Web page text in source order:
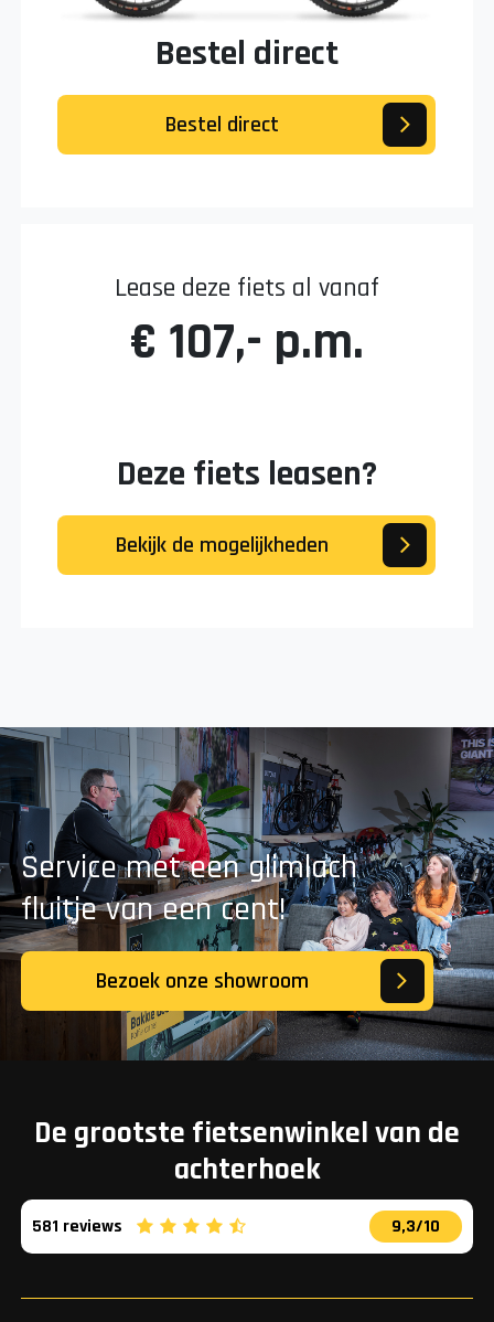
Bestel direct
Bestel direct
Lease deze fiets al vanaf
€ 107,- p.m.
Deze fiets leasen?
Bekijk de mogelijkheden
Service met een glimlach
fluitje van een cent!
Bezoek onze showroom
De grootste fietsenwinkel van de
achterhoek
581 reviews 9,3/10